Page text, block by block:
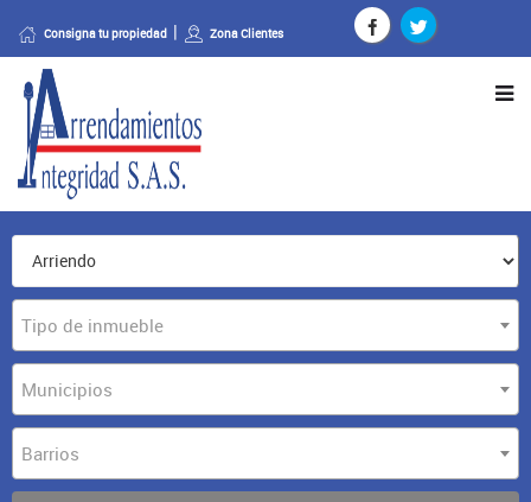
Consigna tu propiedad Zona Clientes
Tipo de inmueble
Municipios
Barrios